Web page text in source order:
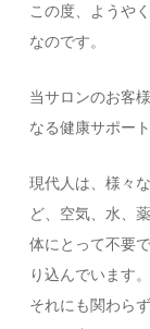
この度、ようや
なのです。
当サロンのお客
なる健康サポー
現代人は、様々
ど、空気、水、
体にとって不要
り込んでいます。
それにも関わら